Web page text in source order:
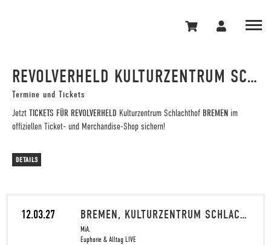
REVOLVERHELD KULTURZENTRUM SCHLACHTHOF BREMEN
Termine und Tickets
Jetzt TICKETS FÜR REVOLVERHELD Kulturzentrum Schlachthof BREMEN im
offiziellen Ticket- und Merchandise-Shop sichern!
DETAILS
12.03.27 BREMEN, KULTURZENTRUM SCHLACHTHOF
MiA.
Euphorie & Alltag LIVE